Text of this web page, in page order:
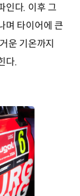
인다. 이후 그
며 타이어에 큰
운 기온까지
다.